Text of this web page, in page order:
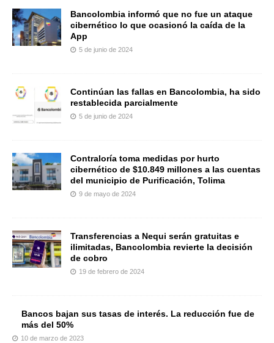
Bancolombia informó que no fue un ataque
cibernético lo que ocasionó la caída de la
App
5 de junio de 2024
Continúan las fallas en Bancolombia, ha sido
restablecida parcialmente
5 de junio de 2024
Contraloría toma medidas por hurto
cibernético de $10.849 millones a las cuentas
del municipio de Purificación, Tolima
9 de mayo de 2024
Transferencias a Nequi serán gratuitas e
ilimitadas, Bancolombia revierte la decisión
de cobro
19 de febrero de 2024
Bancos bajan sus tasas de interés. La reducción fue de
más del 50%
10 de marzo de 2023